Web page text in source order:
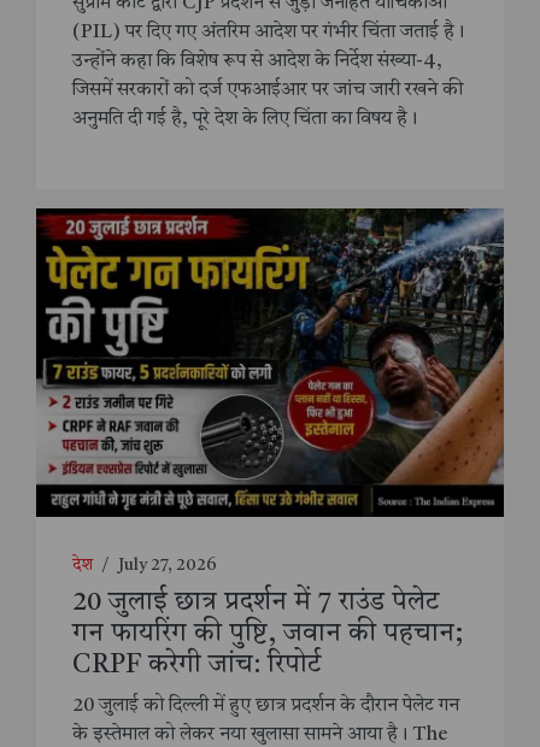
(PIL) पर दिए गए अंतरिम आदेश पर गंभीर चिंता जताई है।
उन्होंने कहा कि विशेष रूप से आदेश के निर्देश संख्या-4,
जिसमें सरकारों को दर्ज एफआईआर पर जांच जारी रखने की
अनुमति दी गई है, पूरे देश के लिए चिंता का विषय है।
देश / July 27, 2026
20 जुलाई छात्र प्रदर्शन में 7 राउंड पेलेट
गन फायरिंग की पुष्टि, जवान की पहचान;
CRPF करेगी जांच: रिपोर्ट
20 जुलाई को दिल्ली में हुए छात्र प्रदर्शन के दौरान पेलेट गन
के इस्तेमाल को लेकर नया खुलासा सामने आया है। The